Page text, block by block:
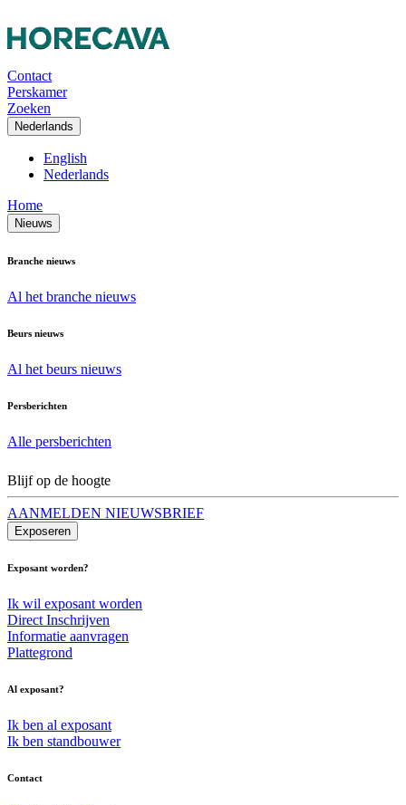
Contact
Perskamer
Zoeken
Nederlands
English
Nederlands
Home
Nieuws
Branche nieuws
Al het branche nieuws
Beurs nieuws
Al het beurs nieuws
Persberichten
Alle persberichten
Blijf op de hoogte
AANMELDEN NIEUWSBRIEF
Exposeren
Exposant worden?
Ik wil exposant worden
Direct Inschrijven
Informatie aanvragen
Plattegrond
Al exposant?
Ik ben al exposant
Ik ben standbouwer
Contact